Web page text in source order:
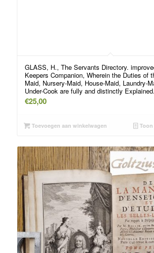
GLASS, H., The Servants Directory.
Keepers Companion, Wherein the Duties of
Maid, Nursery-Maid, House-Maid, Laundry-
Under-Cook are fully and distinctly
€25,00
Toevoegen aan winkelwagen